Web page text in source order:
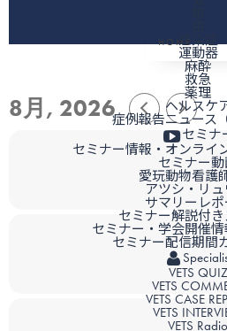
感染症
運動器
麻酔
救急
薬理
ヘルスケ
症例報告ニュース
セミナ
セミナー情報・オンライ
セミナー
愛玩動物看護
アツシ・リ
サマリーレポ
セミナー解説付
セミナー・学会開催
セミナー配信期間
VETS QUIZ
VETS
VETS CASE
VETS
VETS Radio
HOME
8月, 2026